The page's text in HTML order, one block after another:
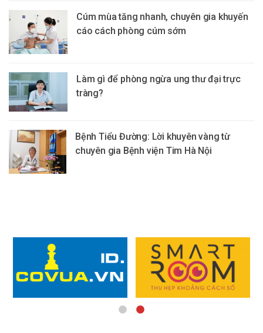
Cúm mùa tăng nhanh, chuyên gia khuyến
cáo cách phòng cúm sớm
Làm gì để phòng ngừa ung thư đại trực
tràng?
Bệnh Tiểu Đường: Lời khuyên vàng từ
chuyên gia Bệnh viện Tim Hà Nội